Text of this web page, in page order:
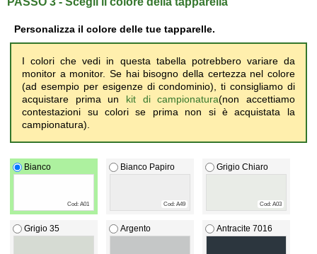
Personalizza il colore delle tue tapparelle.
I colori che vedi in questa tabella potrebbero variare da
monitor a monitor. Se hai bisogno della certezza nel colore
(ad esempio per esigenze di condominio), ti consigliamo di
acquistare prima un kit di campionatura(non accettiamo
contestazioni su colori se prima non si è acquistata la
campionatura).
Bianco
Cod: A01
Bianco Papiro
Cod: A49
Grigio Chiaro
Cod: A03
Grigio 35 Argento Antracite 7016